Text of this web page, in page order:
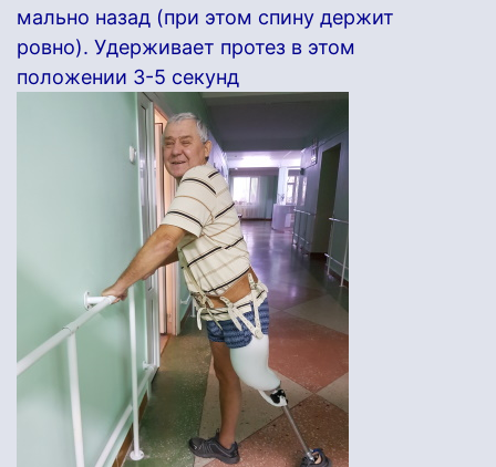
мально назад (при этом спину держит
ровно). Удерживает протез в этом
положении 3-5 секунд